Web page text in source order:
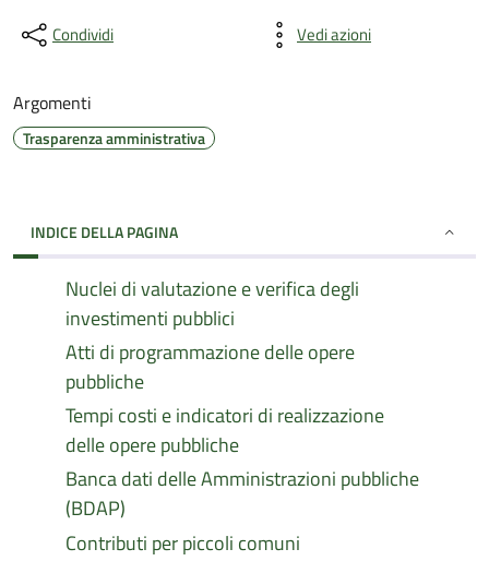
Condividi Vedi azioni
Argomenti
Trasparenza amministrativa
INDICE DELLA PAGINA
Nuclei di valutazione e verifica degli
investimenti pubblici
Atti di programmazione delle opere
pubbliche
Tempi costi e indicatori di realizzazione
delle opere pubbliche
Banca dati delle Amministrazioni pubbliche
(BDAP)
Contributi per piccoli comuni